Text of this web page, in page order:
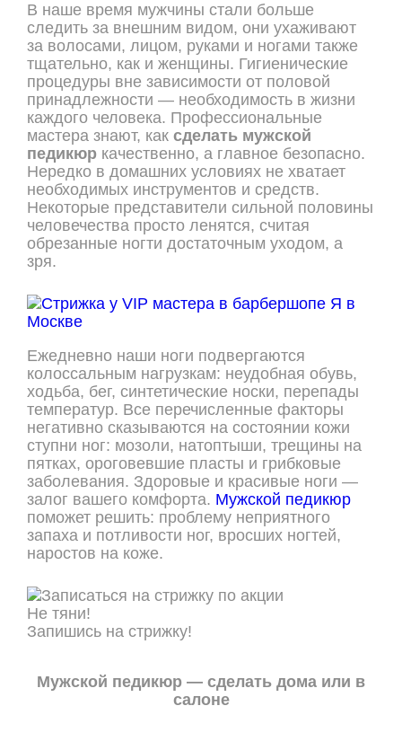
В наше время мужчины стали больше
следить за внешним видом, они ухаживают
за волосами, лицом, руками и ногами также
тщательно, как и женщины. Гигиенические
процедуры вне зависимости от половой
принадлежности — необходимость в жизни
каждого человека. Профессиональные
мастера знают, как сделать мужской
педикюр качественно, а главное безопасно.
Нередко в домашних условиях не хватает
необходимых инструментов и средств.
Некоторые представители сильной половины
человечества просто ленятся, считая
обрезанные ногти достаточным уходом, а
зря.
Ежедневно наши ноги подвергаются
колоссальным нагрузкам: неудобная обувь,
ходьба, бег, синтетические носки, перепады
температур. Все перечисленные факторы
негативно сказываются на состоянии кожи
ступни ног: мозоли, натоптыши, трещины на
пятках, ороговевшие пласты и грибковые
заболевания. Здоровые и красивые ноги —
залог вашего комфорта. Мужской педикюр
поможет решить: проблему неприятного
запаха и потливости ног, вросших ногтей,
наростов на коже.
Не тяни!
Запишись на стрижку!
Мужской педикюр — сделать дома или в
салоне